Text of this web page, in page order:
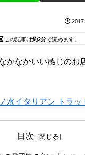
この記事は約2分で読めます。
かなかいい感じのお
水イタリアン トラッ
目次